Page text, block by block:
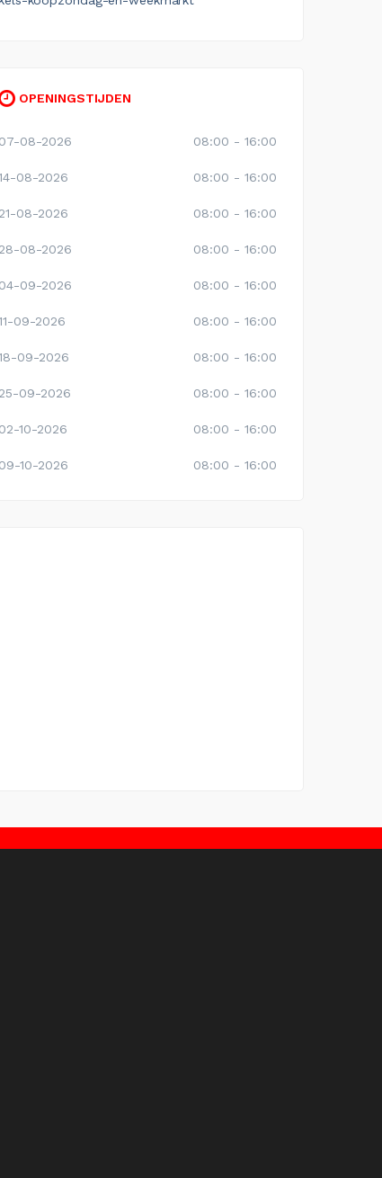
OPENINGSTIJDEN
07-08-2026 08:00 - 16:00
08-2026 08:00 - 16:00
21-08-2026 08:00 - 16:00
28-08-2026 08:00 - 16:00
04-09-2026 08:00 - 16:00
09-2026 08:00 - 16:00
09-2026 08:00 - 16:00
25-09-2026 08:00 - 16:00
02-10-2026 08:00 - 16:00
09-10-2026 08:00 - 16:00